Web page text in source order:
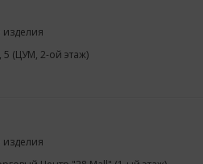
(ЦУМ, 2-ой этаж)